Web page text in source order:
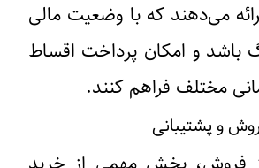
می‌دهند که با وضعیت مالی
باشد و امکان پرداخت اقساط
مختلف فراهم کنند.
و پشتیبانی